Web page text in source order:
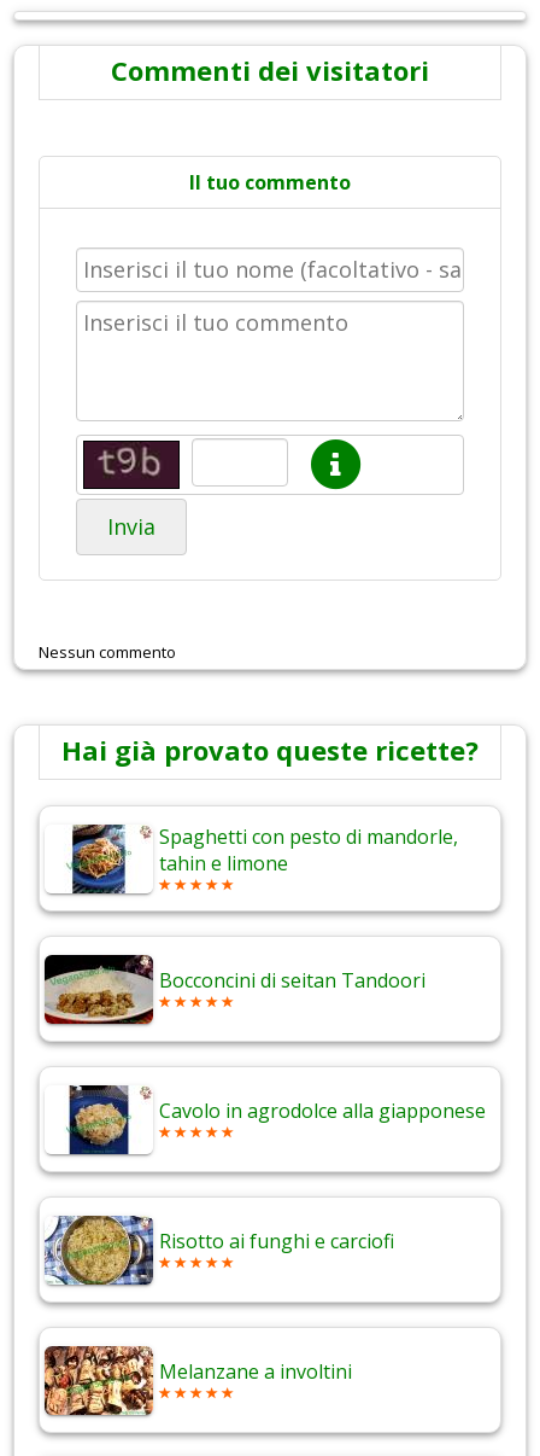
Commenti dei visitatori
Il tuo commento
Invia
Nessun commento
Hai già provato queste ricette?
Spaghetti con pesto di mandorle,
tahin e limone
Bocconcini di seitan Tandoori
Cavolo in agrodolce alla giapponese
Risotto ai funghi e carciofi
Melanzane a involtini